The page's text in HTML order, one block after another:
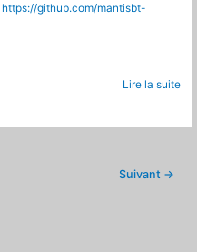
https://github.com/mantisbt-
Lire la suite
Suivant →